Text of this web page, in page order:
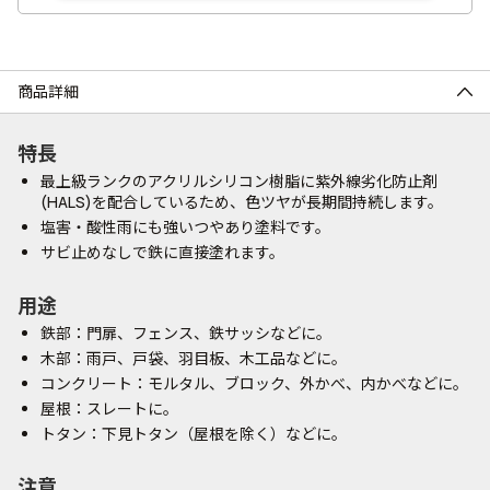
商品詳細
特長
最上級ランクのアクリルシリコン樹脂に紫外線劣化防止剤
(HALS)を配合しているため、色ツヤが長期間持続します。
塩害・酸性雨にも強いつやあり塗料です。
サビ止めなしで鉄に直接塗れます。
用途
鉄部：門扉、フェンス、鉄サッシなどに。
木部：雨戸、戸袋、羽目板、木工品などに。
コンクリート：モルタル、ブロック、外かべ、内かべなどに。
屋根：スレートに。
トタン：下見トタン（屋根を除く）などに。